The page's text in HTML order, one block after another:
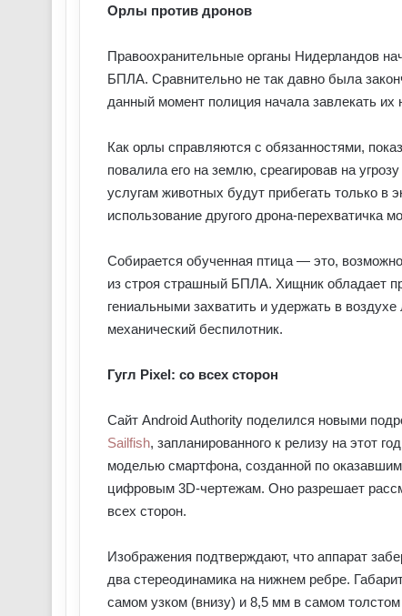
Орлы против дронов
Правоохранительные органы Нидерландов
БПЛА. Сравнительно не так давно была
данный момент полиция начала завлекать их
Как орлы справляются с обязанностями,
повалила его на землю, среагировав на
услугам животных будут прибегать только в
использование другого дрона-перехватичка
Собирается обученная птица — это,
из строя страшный БПЛА. Хищник обладает
гениальными захватить и удержать в
механический беспилотник.
Гугл Pixel: со всех сторон
Сайт Android Authority поделился новыми
Sailfish, запланированного к релизу на этот
моделью смартфона, созданной по
цифровым 3D-чертежам. Оно разрешает
всех сторон.
Изображения подтверждают, что аппарат
два стереодинамика на нижнем ребре.
самом узком (внизу) и 8,5 мм в самом